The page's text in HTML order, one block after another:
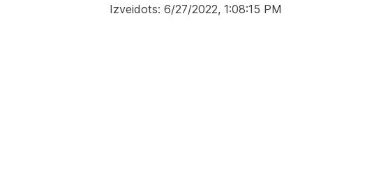
Izveidots: 6/27/2022, 1:08:15 PM